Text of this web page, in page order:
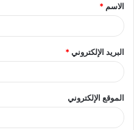
*
الاسم *
البريد الإلكتروني*
الموقع الإلكتروني